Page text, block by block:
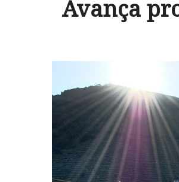
Avança